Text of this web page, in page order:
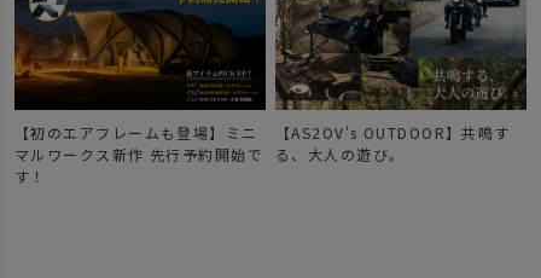
【初のエアフレームも登場】ミニ
マルワークス新作 先行予約開始で
す！
【AS2OV's OUTDOOR】共鳴す
る、大人の遊び。